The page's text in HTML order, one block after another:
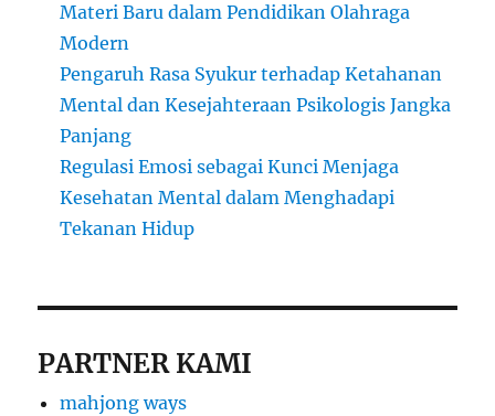
Materi Baru dalam Pendidikan Olahraga
Modern
Pengaruh Rasa Syukur terhadap Ketahanan
Mental dan Kesejahteraan Psikologis Jangka
Panjang
Regulasi Emosi sebagai Kunci Menjaga
Kesehatan Mental dalam Menghadapi
Tekanan Hidup
PARTNER KAMI
mahjong ways